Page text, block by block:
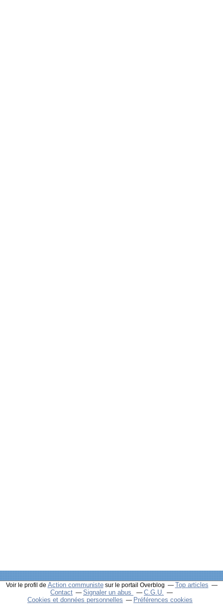
Voir le profil de Action communistesur le portail Overblog
Top articles
Contact
Signaler un abus
C.G.U.
Cookies et données personnelles
Préférences cookies